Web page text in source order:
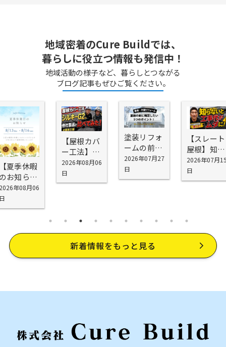
地域密着のCure Buildでは、
暮らしに役立つ情報も発信中！
地域活動の様子など、暮らしとつながる
ブログ記事もぜひご覧ください。
夏季休暇
お知ら
】年08月06
【屋根カバ
ー工法】シ
スキーG2を
お勧めする
理由
2026年08月06
日
塗装リフォ
ームの前に
確認したい
5つの場所
｜外壁塗装
ト
2026年07月27
日
【スレート
屋根】知ら
ないと工事
代が無駄に
なる！屋根
理由
2026年07月
日
新着情報をもっと見る